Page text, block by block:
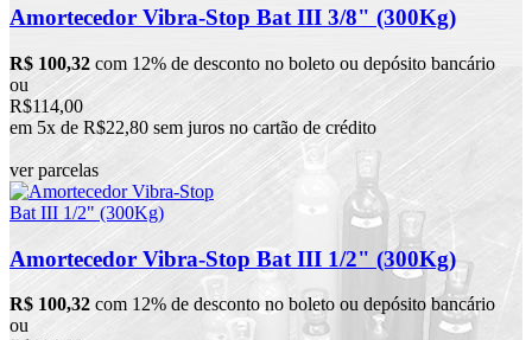
Amortecedor Vibra-Stop Bat III 3/8" (300Kg)
R$ 100,32 com 12% de desconto no boleto ou depósito bancário
ou
R$114,00
em 5x de R$22,80 sem juros no cartão de crédito
ver parcelas
Amortecedor Vibra-Stop Bat III 1/2" (300Kg)
R$ 100,32 com 12% de desconto no boleto ou depósito bancário
ou